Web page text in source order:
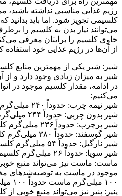
رژیم غذایی مناسبی نداشته
کلسیمی تجویز شود. اما باید بدانید
می‌توانند نیاز بدن به کلسیم را
حاوی کلسیم را برایتان معرفی می‌کنیم
از آن‌ها در رژیم غذایی خود استفاده
شیر: شیر یکی از مهمترین منابع
شیر به میزان زیادی وجود دارد و
در ادامه، مقدار کلسیم موجود در
می‌کنیم:
شیر نیمه چرب: حدوداً ۲۴۰ میلی‌گرم کلسیم در هر ۱۰۰ گرم شیر.
شیر بدون چربی: حدوداً ۲۴۴ میلی‌گرم کلسیم در هر ۱۰۰ گرم شیر.
شیر پرچرب: حدوداً ۲۳۶ میلی‌گرم کلسیم در هر ۱۰۰ گرم شیر.
شیر گوسفند: حدوداً ۳۸۰ میلی‌گرم کلسیم در هر ۱۰۰ گرم شیر.
شیر نارگیل: حدوداً ۵۴ میلی‌گرم کلسیم در هر ۱۰۰ گرم شیر.
شیر سویا: حدوداً ۲۶ میلی‌گرم کلسیم در هر ۱۰۰ گرم شیر.
ماست: ماست نیز می‌تواند منبع
موجود در ماست به توصیه‌شدهای
۱۰۰ میلی‌گرم ماست حدوداً ۱۰۰ میلی‌گرم کلسیم وجود دارد.
پنیر: پنیر نیز می‌تواند منبع خوبی